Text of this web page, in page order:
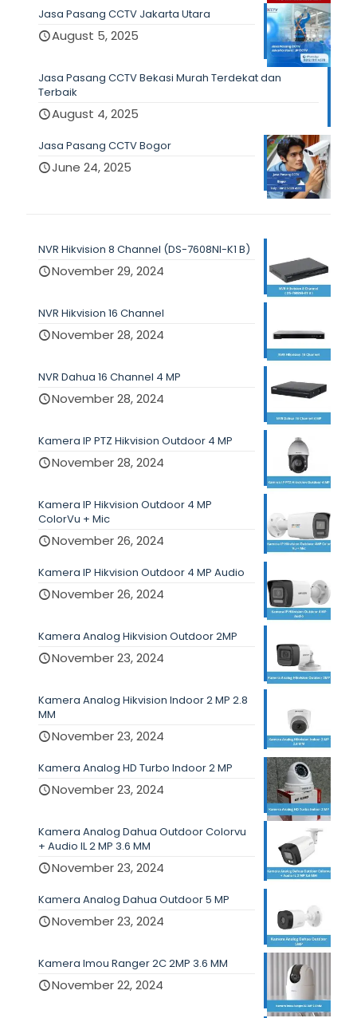
Jasa Pasang CCTV Jakarta Utara
August 5, 2025
Jasa Pasang CCTV Bekasi Murah Terdekat dan
Terbaik
August 4, 2025
Jasa Pasang CCTV Bogor
June 24, 2025
NVR Hikvision 8 Channel (DS-7608NI-K1 B)
November 29, 2024
NVR Hikvision 16 Channel
November 28, 2024
NVR Dahua 16 Channel 4 MP
November 28, 2024
Kamera IP PTZ Hikvision Outdoor 4 MP
November 28, 2024
Kamera IP Hikvision Outdoor 4 MP
ColorVu + Mic
November 26, 2024
Kamera IP Hikvision Outdoor 4 MP Audio
November 26, 2024
Kamera Analog Hikvision Outdoor 2MP
November 23, 2024
Kamera Analog Hikvision Indoor 2 MP 2.8
MM
November 23, 2024
Kamera Analog HD Turbo Indoor 2 MP
November 23, 2024
Kamera Analog Dahua Outdoor Colorvu
+ Audio IL 2 MP 3.6 MM
November 23, 2024
Kamera Analog Dahua Outdoor 5 MP
November 23, 2024
Kamera Imou Ranger 2C 2MP 3.6 MM
November 22, 2024